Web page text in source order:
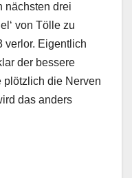
nächsten drei
von Tölle zu
verlor. Eigentlich
der bessere
plötzlich die Nerven
das anders